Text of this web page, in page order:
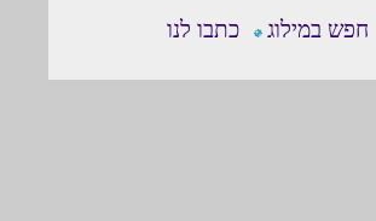
חפש במילוג כתבו לנו